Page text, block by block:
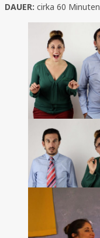
DAUER: cirka 60 Minuten